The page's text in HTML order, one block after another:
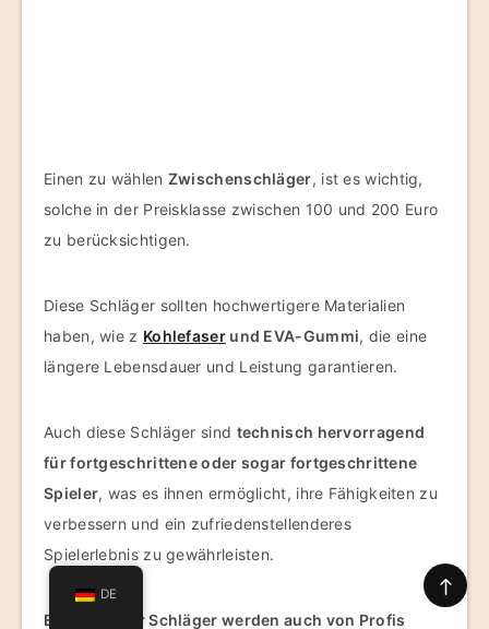
Einen zu wählen Zwischenschläger, ist es wichtig,
solche in der Preisklasse zwischen 100 und 200 Euro
zu berücksichtigen.
Diese Schläger sollten hochwertigere Materialien
haben, wie z Kohlefaserund EVA-Gummi, die eine
längere Lebensdauer und Leistung garantieren.
Auch diese Schläger sind technisch hervorragend
für fortgeschrittene oder sogar fortgeschrittene
Spieler, was es ihnen ermöglicht, ihre Fähigkeiten zu
verbessern und ein zufriedenstellenderes
Spielerlebnis zu gewährleisten.
Einige dieser Schläger werden auch von Profis
DE